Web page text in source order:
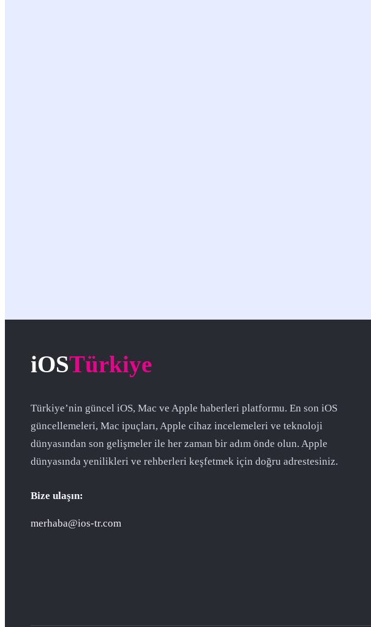
iOSTürkiye
Türkiye’nin güncel iOS, Mac ve Apple haberleri platformu. En son iOS
güncellemeleri, Mac ipuçları, Apple cihaz incelemeleri ve teknoloji
dünyasından son gelişmeler ile her zaman bir adım önde olun. Apple
dünyasında yenilikleri ve rehberleri keşfetmek için doğru adrestesiniz.
Bize ulaşın:
merhaba@ios-tr.com